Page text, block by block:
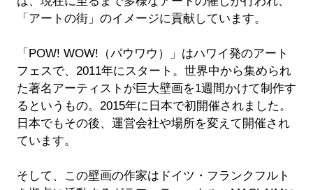
「アートの街」のイメージに貢献しています。
「POW! WOW!（パウワウ）」はハワイ発のアート
フェスで、2011年にスタート。世界中から集められ
た著名アーティストが巨大壁画を1週間かけて制作す
るというもの。2015年に日本で初開催されました。
日本でもその後、運営会社や場所を変えて開催され
ています。
そして、この壁画の作家はドイツ・フランクフルト